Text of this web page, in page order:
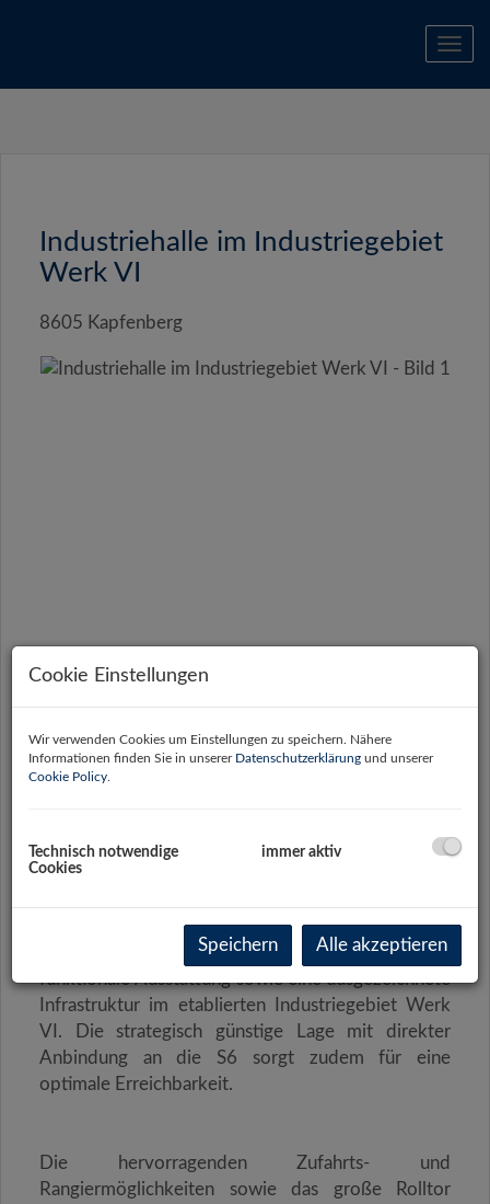
Industriehalle im Industriegebiet
Werk VI
8605 Kapfenberg
(480 m²) überzeugt durch ihre
funktionale Ausstattung sowie eine ausgezeichnete
Infrastruktur im etablierten Industriegebiet Werk
VI.
Die strategisch günstige Lage mit direkter
Anbindung an die S6 sorgt zudem für eine
optimale Erreichbarkeit.
Die hervorragenden Zufahrts- und
Rangiermöglichkeiten sowie das große Rolltor
Cookie Einstellungen
Wir verwenden Cookies um Einstellungen zu speichern. Nähere
Informationen finden Sie in unserer Datenschutzerklärung und unserer
Cookie Policy
Technisch notwendige
Cookies
immer aktiv
Speichern Alle akzeptieren